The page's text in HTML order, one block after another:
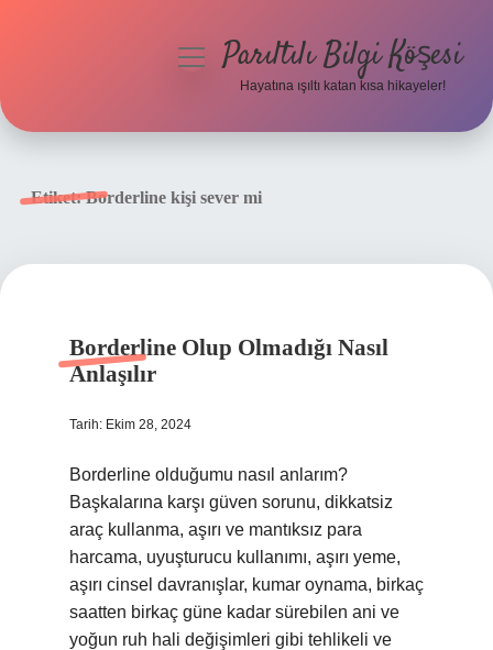
menüyüParıltılı Bilgi Köşesi
Hayatına ışıltı katan kısa hikayeler!
Etiket:Borderline kişi sever mi
Borderline Olup Olmadığı Nasıl
Anlaşılır
Tarih: Ekim 28, 2024
Borderline olduğumu nasıl anlarım?
Başkalarına karşı güven sorunu, dikkatsiz
araç kullanma, aşırı ve mantıksız para
harcama, uyuşturucu kullanımı, aşırı yeme,
aşırı cinsel davranışlar, kumar oynama, birkaç
saatten birkaç güne kadar sürebilen ani ve
yoğun ruh hali değişimleri gibi tehlikeli ve